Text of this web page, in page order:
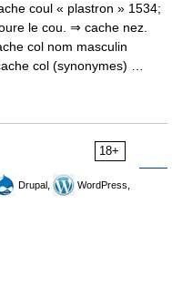
coul « plastron » 1534;
le cou. ⇒ cache nez.
col nom masculin
col (synonymes) …
18+
Drupal,
WordPress,